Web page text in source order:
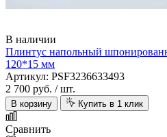
В наличии
Плинтус напольный
120*15 мм
Артикул: PSF3236633493
2 700 руб. / шт.
В корзину Купить в 1 клик
Сравнить